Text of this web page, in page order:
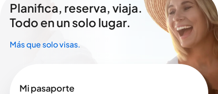
Planifica, reserva, viaja.
Todo en un solo lugar.
Más que solo visas.
Mi pasaporte